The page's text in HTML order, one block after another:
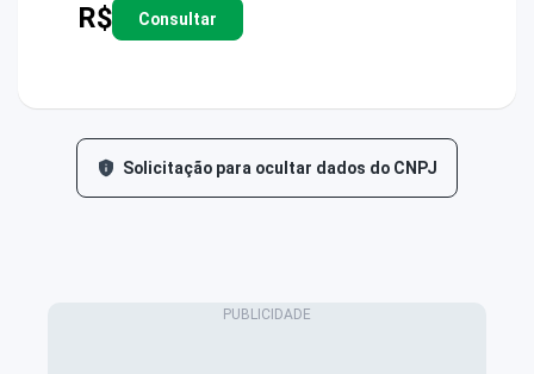
R$ Consultar
Solicitação para ocultar dados do CNPJ